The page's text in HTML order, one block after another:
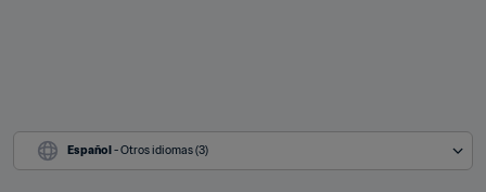
Español - Otros idiomas (3)